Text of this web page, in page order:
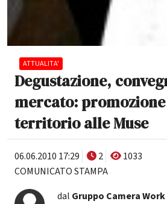
ATTUALITA'
Degustazione,
mercato:
territorio alle Muse
06.06.2010 17:29 2
1033
COMUNICATO STAMPA
dal Gruppo Camera Work